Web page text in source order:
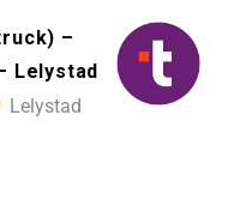
–
Lelystad
Lelystad